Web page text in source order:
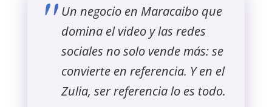
Un negocio en Maracaibo que
domina el video y las redes
sociales no solo vende más: se
convierte en referencia. Y en el
Zulia, ser referencia lo es todo.